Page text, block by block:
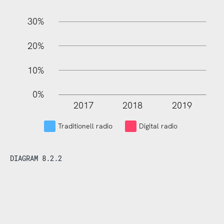
30%
20%
10%
0%
L
2017 2018 2019
Traditionell radio Digital radio
DIAGRAM 8.2.2